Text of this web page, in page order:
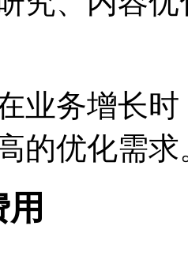
业务增长
的优化需求